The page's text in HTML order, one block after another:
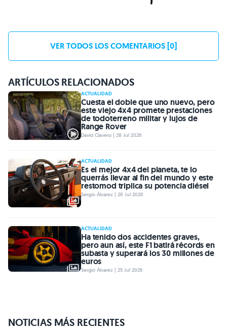
VER TODOS LOS COMENTARIOS [0]
ARTÍCULOS RELACIONADOS
ACTUALIDAD
Cuesta el doble que uno nuevo, pero
este viejo 4x4 promete prestaciones
de todoterreno militar y lujos de
Range Rover
David Clavero | 28 Jul 2026
ACTUALIDAD
Es el mejor 4x4 del planeta, te lo
querrás llevar al fin del mundo y este
restomod triplica su potencia diésel
Sergio Álvarez | 26 Jul 2026
ACTUALIDAD
Ha tenido dos accidentes graves,
pero aun así, este F1 batirá récords en
subasta y superará los 30 millones de
euros
Sergio Álvarez | 25 Jul 2026
NOTICIAS MÁS RECIENTES